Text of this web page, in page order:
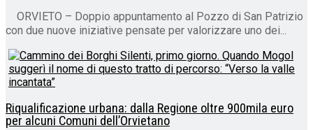
ORVIETO – Doppio appuntamento al Pozzo di San Patrizio
con due nuove iniziative pensate per valorizzare uno dei...
Riqualificazione urbana: dalla Regione oltre 900mila euro
per alcuni Comuni dell’Orvietano